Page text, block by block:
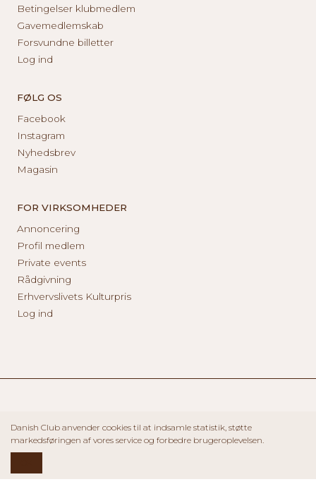
Betingelser klubmedlem
Gavemedlemskab
Forsvundne billetter
Log ind
FØLG OS
Facebook
Instagram
Nyhedsbrev
Magasin
FOR VIRKSOMHEDER
Annoncering
Profil medlem
Private events
Rådgivning
Erhvervslivets Kulturpris
Log ind
Danish Club anvender cookies til at indsamle statistik, støtte
markedsføringen af vores service og forbedre brugeroplevelsen.